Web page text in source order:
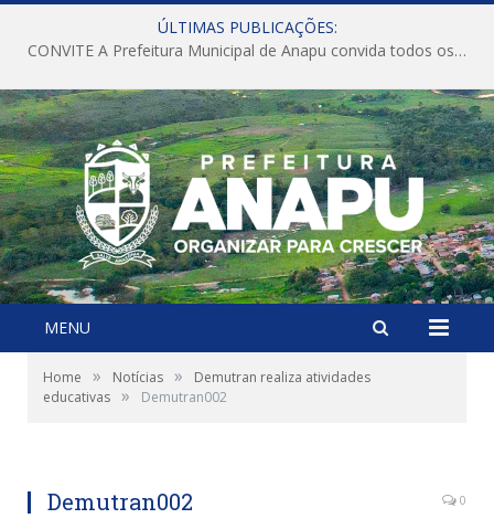
ÚLTIMAS PUBLICAÇÕES:
CONVITE A Prefeitura Municipal de Anapu convida todos os servidores públicos municipais para participarem da Audiência Pública de discussão da Lei de Diretrizes Orçamentárias (LDO), importante instrumento de planejamento das ações e investimentos da Administração Pública para o próximo exercício financeiro.
MENU
Home » Notícias »
Demutran realiza atividades
educativas » Demutran002
Demutran002 0